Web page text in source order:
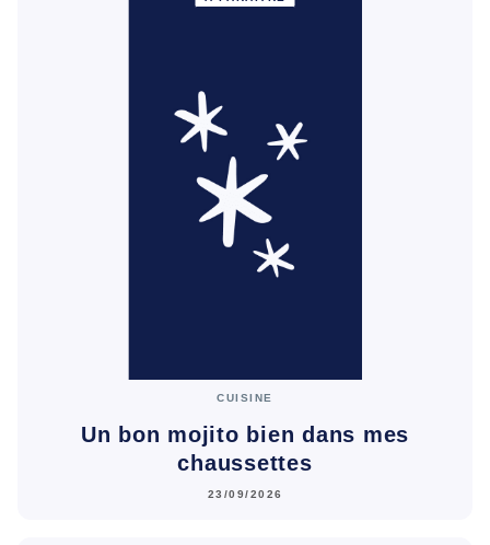
CUISINE
Un bon mojito bien dans mes
chaussettes
23/09/2026